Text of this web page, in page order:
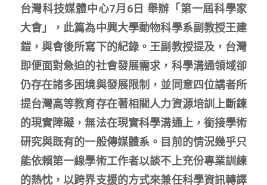
台灣科技媒體中心7月6日​ 舉辦「第一屆科學家
大會」，此篇為中興大學動物科學系副教授王建
鎧，與會後所寫下的紀錄。王副教授提及，台灣
即便面對急迫的社會發展需求，科學溝通領域卻
仍存在諸多困境與發展限制，並同意四位講者所
提台灣高等教育存在著相關人力資源培訓上斷鍊
的現實障礙，無法在現實科學溝通上，銜接學術
研究與既有的一般傳媒體系。目前的情況幾乎只
能依賴第一線學術工作者以談不上充份專業訓練
的熱忱，以跨界支援的方式來兼任科學資訊轉譯